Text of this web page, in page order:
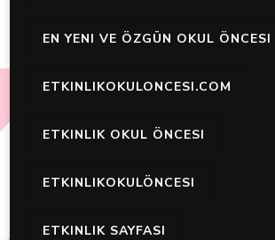
EN YENI VE ÖZGÜN OKUL ÖNCESI
ETKINLIKOKULONCESI.COM
ETKINLIK OKUL ÖNCESI
ETKINLIKOKULÖNCESI
ETKINLIK SAYFASI